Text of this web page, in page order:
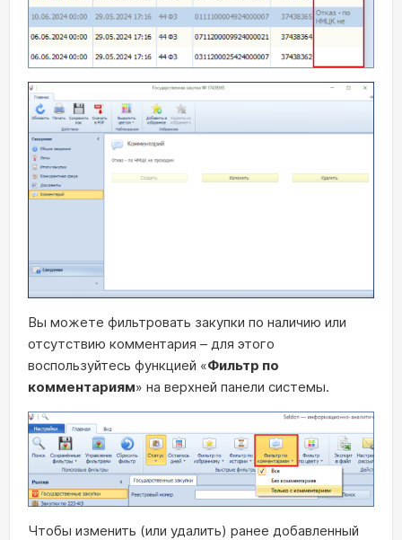
Вы можете фильтровать закупки по наличию или
отсутствию комментария – для этого
воспользуйтесь функцией «Фильтр по
комментариям» на верхней панели системы.
Чтобы изменить (или удалить) ранее добавленный